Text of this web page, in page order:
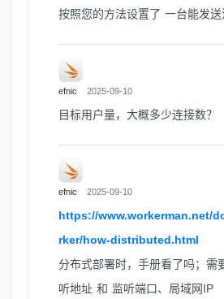
按照您的方法设置了 一台能发
efnic 2025-09-10
目标用户量，大概多少连接数？
efnic 2025-09-10
https://www.workerman.net/
rker/how-distributed.html
分布式部署时，手册看了吗；需
听地址 和 监听端口、局域网IP